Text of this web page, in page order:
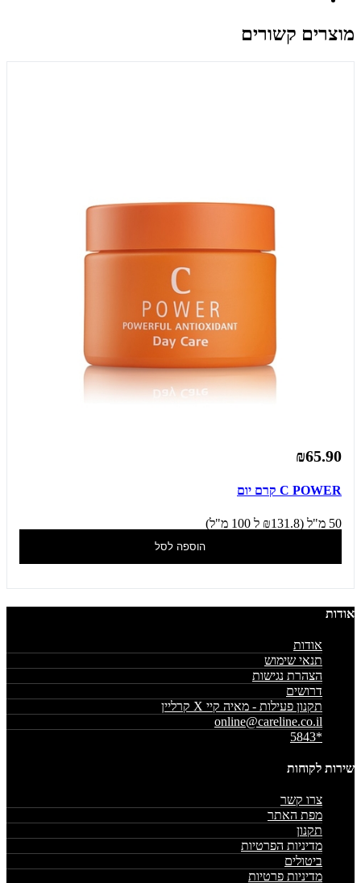
מוצרים קשורים
₪65.90
C POWER קרם יום
50 מ"ל (₪131.8 ל 100 מ"ל)
הוספה לסל
אודות
אודות
תנאי שימוש
הצהרת נגישות
דרושים
תקנון פעילות - מאיה קיי X קרליין
online@careline.co.il
*5843
שירות לקוחות
צרו קשר
מפת האתר
תקנון
מדיניות הפרטיות
ביטולים
מדיניות פרטיות